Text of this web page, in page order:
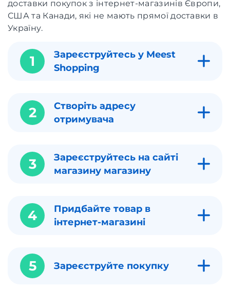
доставки покупок з інтернет-магазинів Європи,
США та Канади, які не мають прямої доставки в
Україну.
1
Зареєструйтесь у Meest
Shopping
2
Створіть адресу
отримувача
3
Зареєструйтесь на сайті
магазину магазину
4
Придбайте товар в
інтернет-магазині
5 Зареєструйте покупку